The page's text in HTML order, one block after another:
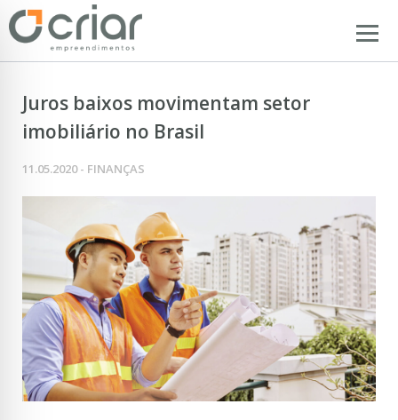
Juros baixos movimentam setor
imobiliário no Brasil
11.05.2020 - FINANÇAS